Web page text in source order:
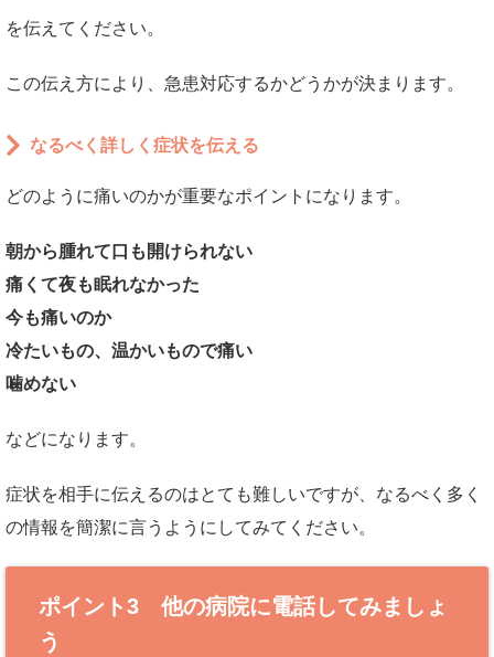
を伝えてください。
この伝え方により、急患対応するかどうかが決まります。
なるべく詳しく症状を伝える
どのように痛いのかが重要なポイントになります。
朝から腫れて口も開けられない
痛くて夜も眠れなかった
今も痛いのか
冷たいもの、温かいもので痛い
噛めない
などになります。
症状を相手に伝えるのはとても難しいですが、なるべく多く
の情報を簡潔に言うようにしてみてください。
ポイント3 他の病院に電話してみましょ
う